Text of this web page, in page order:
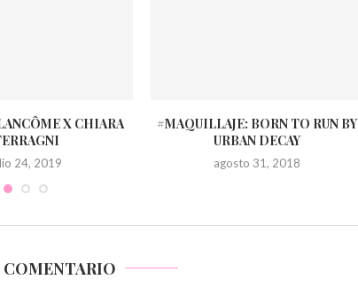
X CHIARA
24, 2019
#MAQUILLAJE: BORN TO RUN BY
URBAN DECAY
agosto 31, 2018
COMENTARIO